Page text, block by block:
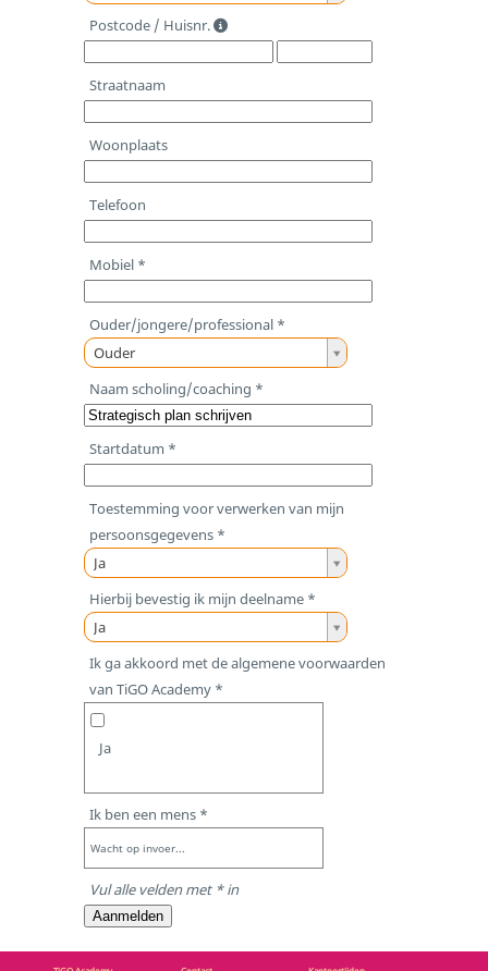
n
d
Postcode / Huisnr.
Straatnaam
Woonplaats
Telefoon
Mobiel *
Ouder/jongere/professional *
Ouder
O
d
e
o
n
e
r
e
/
p
f
e
s
o
n
Naam scholing/coaching *
Startdatum *
Toestemming voor verwerken van mijn
persoonsgegevens *
Ja
T
e
s
e
m
n
g
v
o
r
v
Hierbij bevestig ik mijn deelname *
Ja
H
r
b
b
e
s
Ik ga akkoord met de algemene voorwaarden
van TiGO Academy *
Ja
Ik ben een mens *
Wacht op invoer...
Vul alle velden met * in
Aanmelden